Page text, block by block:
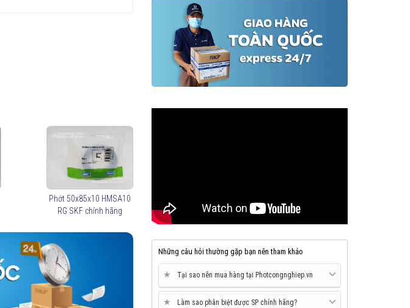
Phớt 50x85x10 HMSA10
RG SKF chính hãng
Những câu hỏi thường gặp bạn nên tham khảo
★ Tại sao nên mua hàng tại Photcongnghiep.vn
★ Làm sao phân biệt được SP chính hãng?